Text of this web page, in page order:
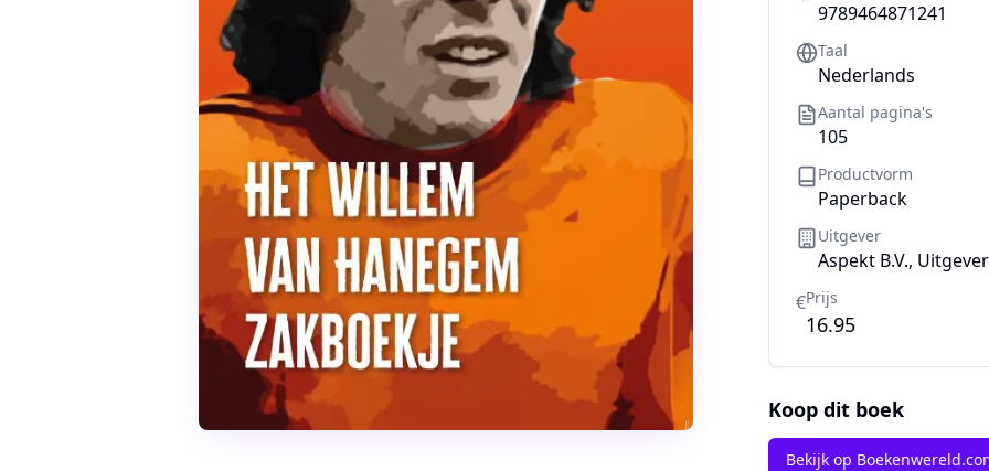
9789464871241
Taal
Nederlands
Aantal pagina's
105
Productvorm
Paperback
Uitgever
Aspekt B.V.,
€Prijs
16.95
Koop dit boek
Bekijk op